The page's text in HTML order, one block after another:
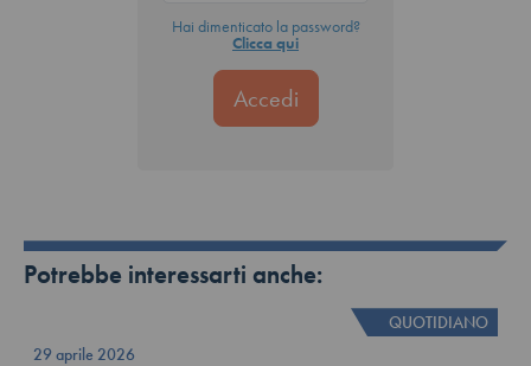
Hai dimenticato la password?
Clicca qui
Potrebbe interessarti anche:
QUOTIDIANO
29 aprile 2026